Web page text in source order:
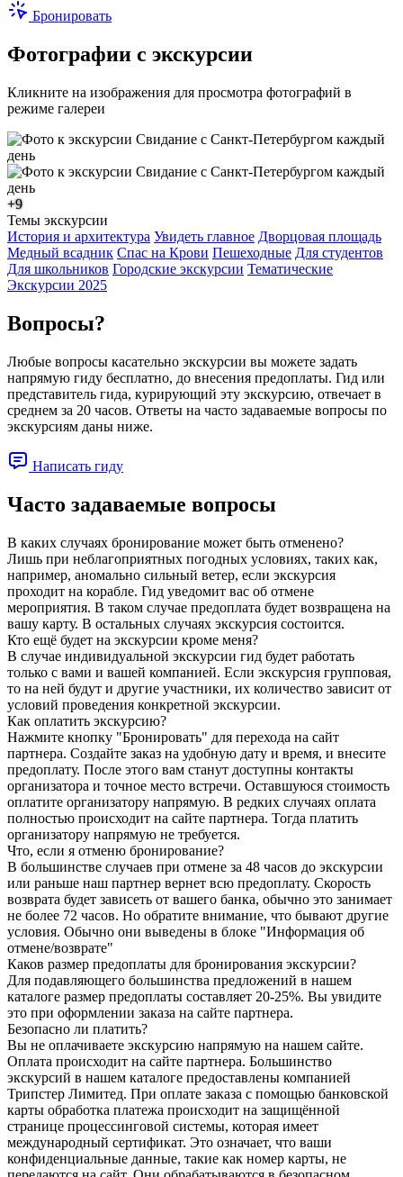
Бронировать
Фотографии с экскурсии
Кликните на изображения для просмотра фотографий в
режиме галереи
+9
Темы экскурсии
История и архитектура Увидеть главное Дворцовая площадь
Медный всадник Спас на Крови Пешеходные Для студентов
Для школьников Городские экскурсии Тематические
Экскурсии 2025
Вопросы?
Любые вопросы касательно экскурсии вы можете задать
напрямую гиду бесплатно, до внесения предоплаты. Гид или
представитель гида, курирующий эту экскурсию, отвечает в
среднем за 20 часов. Ответы на часто задаваемые вопросы по
экскурсиям даны ниже.
Написать гиду
Часто задаваемые вопросы
В каких случаях бронирование может быть отменено?
Лишь при неблагоприятных погодных условиях, таких как,
например, аномально сильный ветер, если экскурсия
проходит на корабле. Гид уведомит вас об отмене
мероприятия. В таком случае предоплата будет возвращена на
вашу карту. В остальных случаях экскурсия состоится.
Кто ещё будет на экскурсии кроме меня?
В случае индивидуальной экскурсии гид будет работать
только с вами и вашей компанией. Если экскурсия групповая,
то на ней будут и другие участники, их количество зависит от
условий проведения конкретной экскурсии.
Как оплатить экскурсию?
Нажмите кнопку "Бронировать" для перехода на сайт
партнера. Создайте заказ на удобную дату и время, и внесите
предоплату. После этого вам станут доступны контакты
организатора и точное место встречи. Оставшуюся стоимость
оплатите организатору напрямую. В редких случаях оплата
полностью происходит на сайте партнера. Тогда платить
организатору напрямую не требуется.
Что, если я отменю бронирование?
В большинстве случаев при отмене за 48 часов до экскурсии
или раньше наш партнер вернет всю предоплату. Скорость
возврата будет зависеть от вашего банка, обычно это занимает
не более 72 часов. Но обратите внимание, что бывают другие
условия. Обычно они выведены в блоке "Информация об
отмене/возврате"
Каков размер предоплаты для бронирования экскурсии?
Для подавляющего большинства предложений в нашем
каталоге размер предоплаты составляет 20-25%. Вы увидите
это при оформлении заказа на сайте партнера.
Безопасно ли платить?
Вы не оплачиваете экскурсию напрямую на нашем сайте.
Оплата происходит на сайте партнера. Большинство
экскурсий в нашем каталоге предоставлены компанией
Трипстер Лимитед. При оплате заказа с помощью банковской
карты обработка платежа происходит на защищённой
странице процессинговой системы, которая имеет
международный сертификат. Это означает, что ваши
конфиденциальные данные, такие как номер карты, не